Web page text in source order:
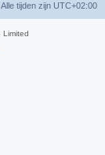
Alle tijden zijn UTC+02:00
Limited